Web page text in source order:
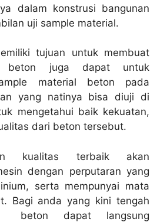
dalam konstrusi bangunan
uji sample material.
tujuan untuk membuat
beton juga dapat untuk
material beton pada
yang natinya bisa diuji di
mengetahui baik kekuatan,
dari beton tersebut.
kualitas terbaik akan
dengan perputaran yang
serta mempunyai mata
Bagi anda yang kini tengah
beton dapat langsung